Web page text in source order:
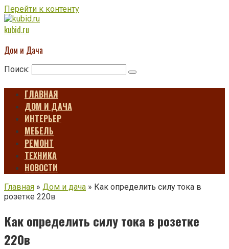
Перейти к контенту
kubid.ru
Дом и Дача
Поиск:
ГЛАВНАЯ
ДОМ И ДАЧА
ИНТЕРЬЕР
МЕБЕЛЬ
РЕМОНТ
ТЕХНИКА
НОВОСТИ
Главная » Дом и дача » Как определить силу тока в
розетке 220в
Как определить силу тока в розетке
220в